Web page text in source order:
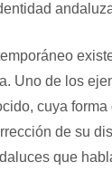
Uno de los
cuya
de su
que